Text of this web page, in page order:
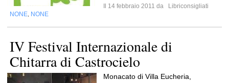
Il 14 febbraio 2011 da
Libriconsigliati
NONE NONE
IV Festival Internazionale di
Chitarra di Castrocielo
Monacato di Villa Eucheria,